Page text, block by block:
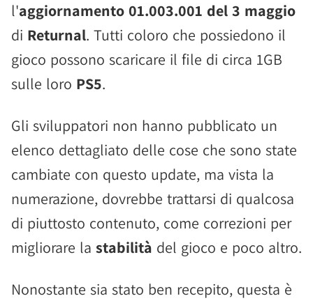
l'aggiornamento 01.003.001 del 3 maggio
di Returnal. Tutti coloro che possiedono il
gioco possono scaricare il file di circa 1GB
sulle loro PS5.
Gli sviluppatori non hanno pubblicato un
elenco dettagliato delle cose che sono state
cambiate con questo update, ma vista la
numerazione, dovrebbe trattarsi di qualcosa
di piuttosto contenuto, come correzioni per
migliorare la stabilità del gioco e poco altro.
Nonostante sia stato ben recepito, questa è